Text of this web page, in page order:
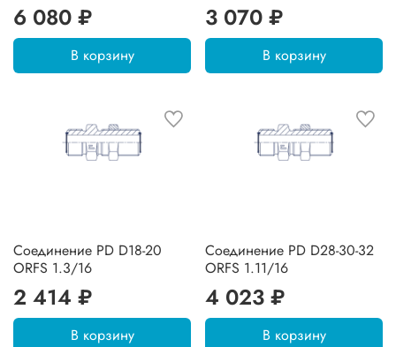
6 080 ₽
В корзину
3 070 ₽
В корзину
Соединение PD D18-20
ORFS 1.3/16
2 414 ₽
В корзину
Соединение PD D28-30-32
ORFS 1.11/16
4 023 ₽
В корзину